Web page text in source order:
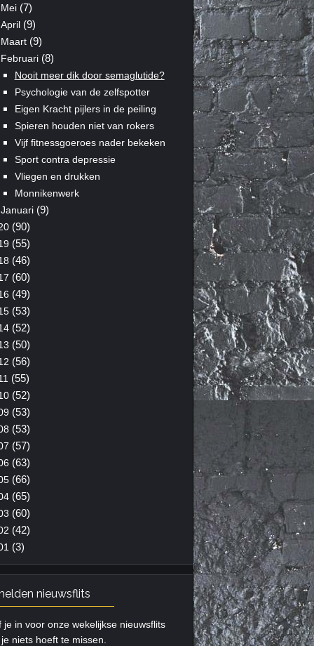
Mei(7)
April(9)
Maart(9)
Februari(8)
Nooit meer dik door semaglutide?
Psychologie van de zelfspotter
Eigen Kracht pijlers in de peiling
Spieren houden niet van rokers
Vijf fitnessgoeroes nader bekeken
Sport contra depressie
Vliegen en drukken
Monnikenwerk
Januari(9)
(90)
(55)
(46)
(60)
(49)
(53)
(52)
(50)
(56)
(55)
(52)
(53)
(53)
(57)
(63)
(66)
(65)
(60)
(42)
(3)
nieuwsflits
je in voor onze wekelijkse nieuwsflits
niets hoeft te missen.